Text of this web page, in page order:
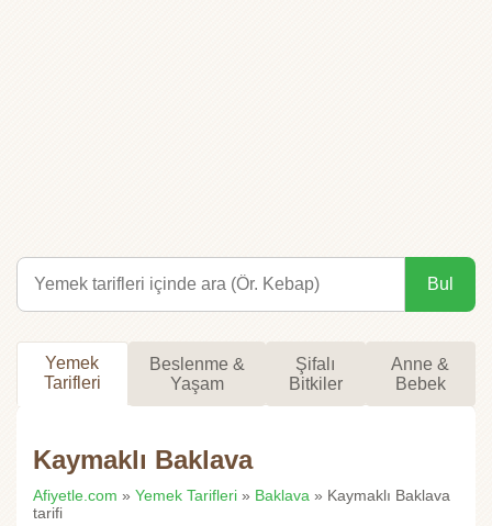
Bul
Yemek
Tarifleri
Beslenme &
Yaşam
Şifalı
Bitkiler
Anne &
Bebek
Kaymaklı Baklava
Afiyetle.com » Yemek Tarifleri » Baklava » Kaymaklı Baklava
tarifi